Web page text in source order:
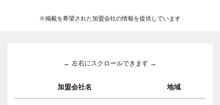
※掲載を希望された加盟会社の情報を提供しています
← 左右にスクロールできます →
加盟会社名 地域